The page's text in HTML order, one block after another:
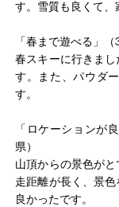
す。雪質も良くて、
「春まで遊べる」
春スキーに行きま
す。また、パウダ
す。
「ロケーションが
県）
山頂からの景色が
走距離が長く、景
良かったです。